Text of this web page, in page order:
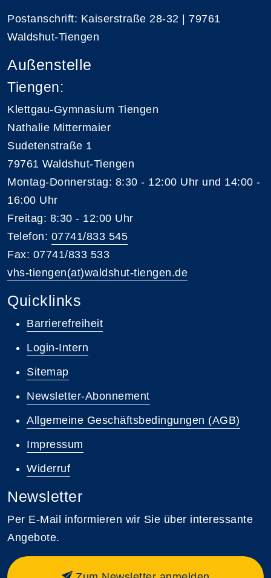
Postanschrift: Kaiserstraße 28-32 | 79761
Waldshut-Tiengen
Außenstelle
Tiengen:
Klettgau-Gymnasium Tiengen
Nathalie Mittermaier
Sudetenstraße 1
79761 Waldshut-Tiengen
Montag-Donnerstag: 8:30 - 12:00 Uhr und 14:00 -
16:00 Uhr
Freitag: 8:30 - 12:00 Uhr
Telefon: 07741/833 545
Fax: 07741/833 533
vhs-tiengen(at)waldshut-tiengen.de
Quicklinks
Barrierefreiheit
Login-Intern
Sitemap
Newsletter-Abonnement
Allgemeine Geschäftsbedingungen (AGB)
Impressum
Widerruf
Newsletter
Per E-Mail informieren wir Sie über interessante
Angebote.